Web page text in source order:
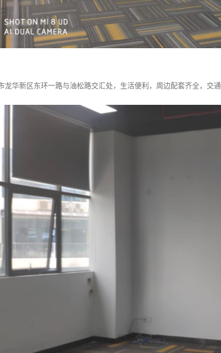
龙华新区东环一路与油松路交汇处，生活便利，周边配套齐全，交